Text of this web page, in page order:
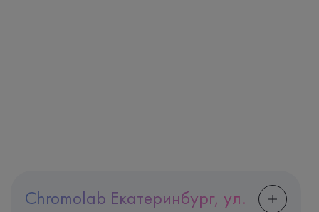
Chromolab Екатеринбург, ул.